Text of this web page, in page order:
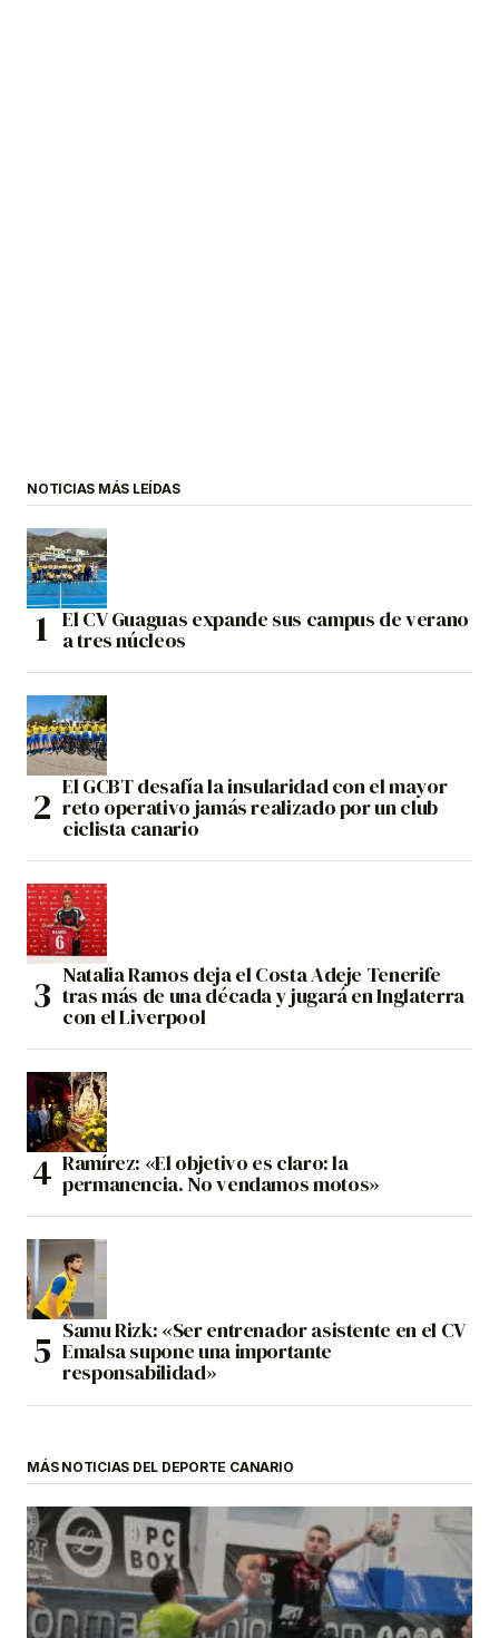
NOTICIAS MÁS LEÍDAS
El CV Guaguas expande sus campus de verano
a tres núcleos
El GCBT desafía la insularidad con el mayor
reto operativo jamás realizado por un club
ciclista canario
Natalia Ramos deja el Costa Adeje Tenerife
tras más de una década y jugará en Inglaterra
con el Liverpool
Ramírez: «El objetivo es claro: la
permanencia. No vendamos motos»
Samu Rizk: «Ser entrenador asistente en el CV
Emalsa supone una importante
responsabilidad»
MÁS NOTICIAS DEL DEPORTE CANARIO